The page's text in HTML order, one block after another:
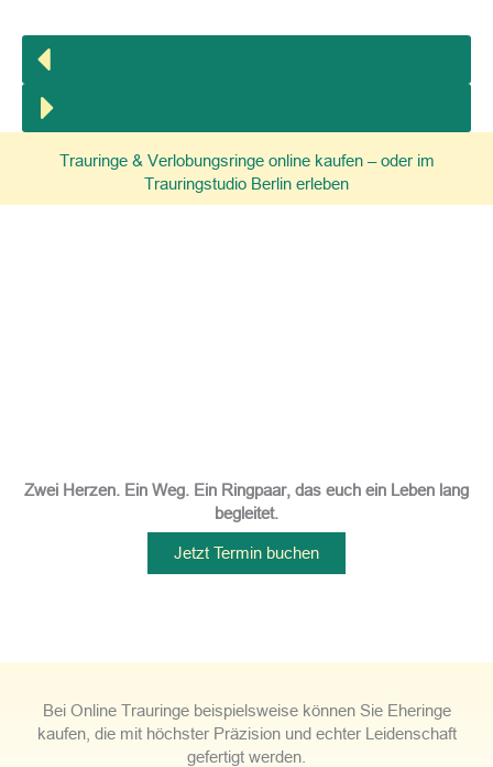
Trauringe & Verlobungsringe online kaufen – oder im
Trauringstudio Berlin erleben
Zwei Herzen. Ein Weg. Ein Ringpaar, das euch ein Leben lang
begleitet.
Jetzt Termin buchen
Bei Online Trauringe beispielsweise können Sie Eheringe
kaufen, die mit höchster Präzision und echter Leidenschaft
gefertigt werden.